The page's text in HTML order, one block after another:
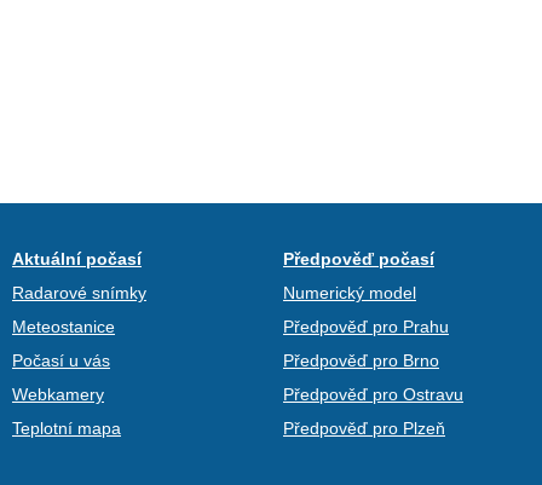
Aktuální počasí
Radarové snímky
Meteostanice
Počasí u vás
Webkamery
Teplotní mapa
Předpověď počasí
Numerický model
Předpověď pro Prahu
Předpověď pro Brno
Předpověď pro Ostravu
Předpověď pro Plzeň